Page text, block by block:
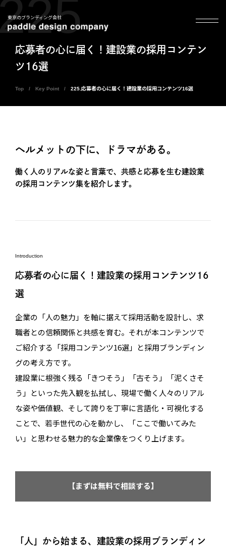
東京のブランディング会社
応募者の心に届く！建設業の採用コンテン
ツ16選
Top Key Point 225.応募者の心に届く！建設業の採用コンテンツ16選
ヘルメットの下に、ドラマがある。
働く人のリアルな姿と言葉で、共感と応募を生む建設業
の採用コンテンツ集を紹介します。
Introduction
応募者の心に届く！建設業の採用コンテンツ16
選
企業の「人の魅力」を軸に据えて採用活動を設計し、求
職者との信頼関係と共感を育む。それが本コンテンツで
ご紹介する「採用コンテンツ16選」と採用ブランディン
グの考え方です。
建設業に根強く残る「きつそう」「古そう」「泥くさそ
う」といった先入観を払拭し、現場で働く人々のリアル
な姿や価値観、そして誇りを丁寧に言語化・可視化する
ことで、若手世代の心を動かし、「ここで働いてみた
い」と思わせる魅力的な企業像をつくり上げます。
【まずは無料で相談する】
「人」から始まる、建設業の採用ブランディン